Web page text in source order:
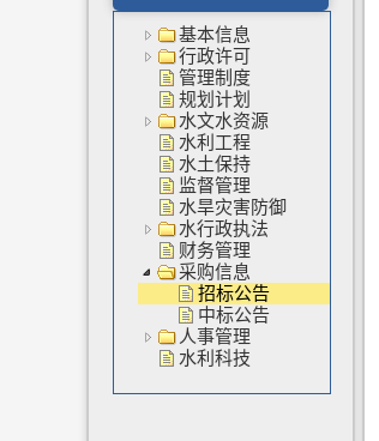
基本信息
行政许可
管理制度
规划计划
水文水资源
水利工程
水土保持
监督管理
水旱灾害防御
水行政执法
财务管理
采购信息
招标公告
中标公告
人事管理
水利科技